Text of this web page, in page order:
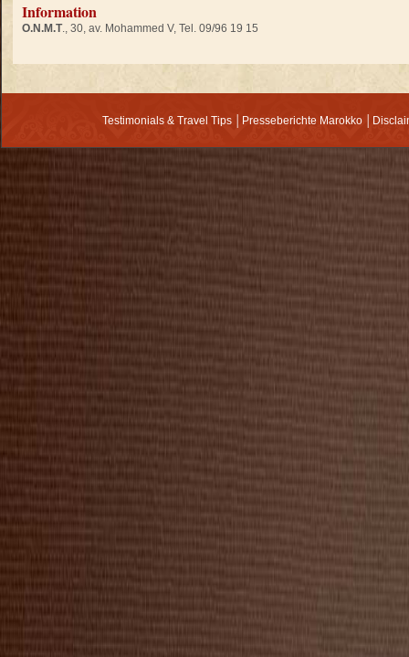
Information
O.N.M.T., 30, av. Mohammed V, Tel. 09/96 19 15
Testimonials & Travel Tips Presseberichte Marokko